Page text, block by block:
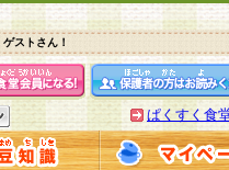
ストさん！
ぱくすく食